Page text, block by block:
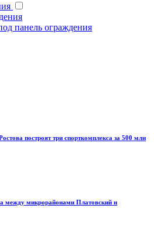
панель ограждения
построят три спорткомплекса за 500 млн
между микрорайонами Платовский и